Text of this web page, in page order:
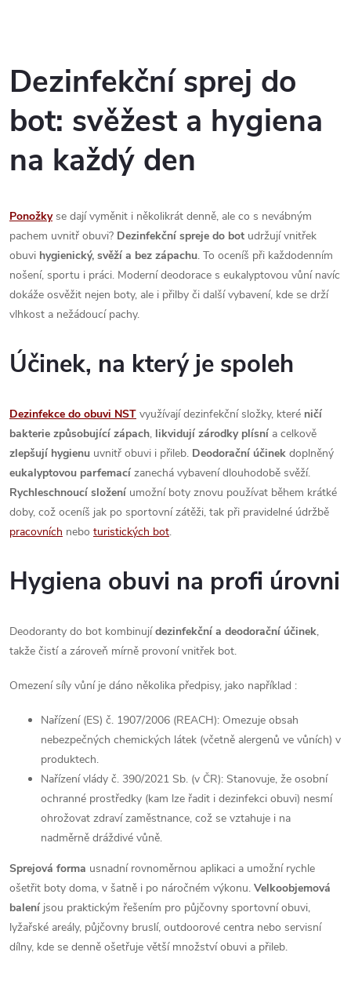
v
l
á
d
a
c
í
p
r
v
y
v
ý
p
i
s
Dezinfekční sprej do
bot: svěžest a hygiena
na každý den
Ponožkyse dají vyměnit i několikrát denně, ale co s nevábným
pachem uvnitř obuvi? Dezinfekční spreje do bot udržují vnitřek
obuvi hygienický, svěží a bez zápachu. To oceníš při každodenním
nošení, sportu i práci. Moderní deodorace s eukalyptovou vůní navíc
dokáže osvěžit nejen boty, ale i přilby či další vybavení, kde se drží
vlhkost a nežádoucí pachy.
Účinek, na který je spoleh
Dezinfekce do obuvi NST využívají dezinfekční složky, které ničí
bakterie způsobující zápach, likvidují zárodky plísní a celkově
zlepšují hygienu uvnitř obuvi i přileb. Deodorační účinek doplněný
eukalyptovou parfemací zanechá vybavení dlouhodobě svěží.
Rychleschnoucí složení umožní boty znovu používat během krátké
doby, což oceníš jak po sportovní zátěži, tak při pravidelné údržbě
pracovních nebo turistických bot.
Hygiena obuvi na profi úrovni
Deodoranty do bot kombinujídezinfekční a deodorační účinek,
takže čistí a zároveň mírně provoní vnitřek bot.
Omezení síly vůní je dáno několika předpisy, jako například :
Nařízení (ES) č. 1907/2006 (REACH): Omezuje obsah
nebezpečných chemických látek (včetně alergenů ve vůních) v
produktech.
Nařízení vlády č. 390/2021 Sb. (v ČR): Stanovuje, že osobní
ochranné prostředky (kam lze řadit i dezinfekci obuvi) nesmí
ohrožovat zdraví zaměstnance, což se vztahuje i na
nadměrně dráždivé vůně.
Sprejová forma usnadní rovnoměrnou aplikaci a umožní rychle
ošetřit boty doma, v šatně i po náročném výkonu. Velkoobjemová
balení jsou praktickým řešením pro půjčovny sportovní obuvi,
lyžařské areály, půjčovny bruslí, outdoorové centra nebo servisní
dílny, kde se denně ošetřuje větší množství obuvi a přileb.